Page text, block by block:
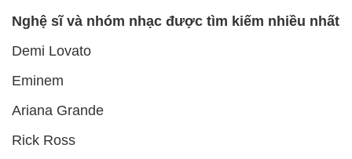
Nghệ sĩ và nhóm nhạc được tìm kiếm nhiều nhất
Demi Lovato
Eminem
Ariana Grande
Rick Ross